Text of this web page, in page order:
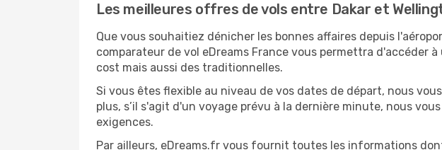
Les meilleures offres de vols entre Dakar et
Que vous souhaitiez dénicher les bonnes affaires depuis
comparateur de vol eDreams France vous permettra d'accéder
cost mais aussi des traditionnelles.
Si vous êtes flexible au niveau de vos dates de départ, nous
plus, s’il s'agit d'un voyage prévu à la dernière minute, nous
exigences.
Par ailleurs, eDreams.fr vous fournit toutes les informations